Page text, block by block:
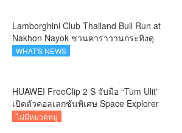
Lamborghini Club Thailand Bull Run at
Nakhon Nayok ชวนคาราวานกระทิงดุ
สัมผัสธรรมชาติเมืองรอง ณ นครนายก
WHAT'S NEWS
HUAWEI FreeClip 2 S จับมือ “Tum Ulit”
เปิดตัวคอลเลกชันพิเศษ Space Explorer
ถ่ายทอดศิลปะบนเคสหูฟัง
ไม่มีหมวดหมู่